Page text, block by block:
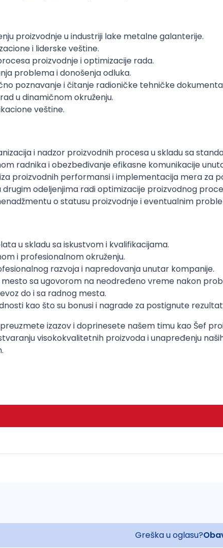
proizvodnje u industriji lake metalne galanterije.
i liderske veštine.
proizvodnje i optimizacije rada.
problema i donošenja odluka.
poznavanje i čitanje radioničke tehničke
u dinamičnom okruženju.
veštine.
i nadzor proizvodnih procesa u skladu sa
radnika i obezbeđivanje efikasne komunikacije
proizvodnih performansi i implementacija mera za
drugim odeljenjima radi optimizacije proizvodnog
o statusu proizvodnje i eventualnim
u skladu sa iskustvom i kvalifikacijama.
i profesionalnom okruženju.
razvoja i napredovanja unutar kompanije.
sa ugovorom na neodređeno vreme nakon
do i sa radnog mesta.
kao što su bonusi i nagrade za postignute
izazov i doprinesete našem timu kao Šef
visokokvalitetnih proizvoda i unapređenju
Greška u oglasu?